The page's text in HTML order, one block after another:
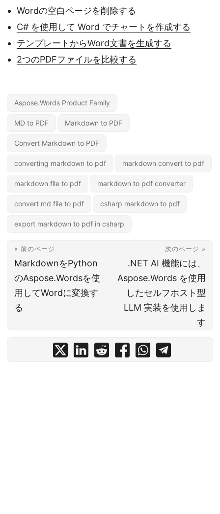
Wordの空白ページを削除する
C# を使用して Word でチャートを作成する
テンプレートからWord文書を生成する
2つのPDFファイルを比較する
Aspose.Words Product Family
MD to PDF Markdown to PDF
Convert Markdown to PDF
converting markdown to pdf markdown convert to pdf
markdown file to pdf markdown to pdf converter
convert md file to pdf csharp markdown to pdf
export markdown to pdf in csharp
« 前のページ
MarkdownをPython
のAspose.Wordsを使
用してWordに変換す
る
次のページ »
.NET AI 機能には、
Aspose.Words を使用
したセルフホスト型
LLM 実装を使用しま
す